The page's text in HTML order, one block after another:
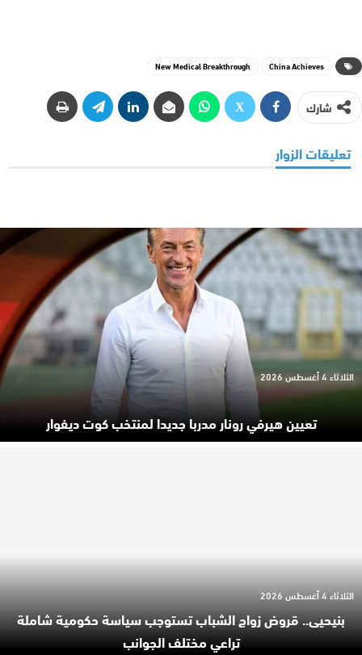
China Achieves
New Medical Breakthrough
شارك
تعليقات الزوار
تعيين هيرفي رونار مدربا جديدا لمنتخب كوت ديفوار
الثلاثاء 4 أغسطس 2026
بنيحيى.. قروض زواج الشباب تستوجب سياسة حكومية شاملة
تراعي مختلف الجوانب
الثلاثاء 4 أغسطس 2026